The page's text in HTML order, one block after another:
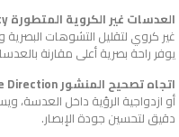
العدسات غير الكروية المتطورة Asphericity:
غير كروي لتقليل التشوهات
يوفر راحة بصرية أعلى مقارنة
اتجاه تصحيح المنشور Prism Base Direction:
أو ازدواجية الرؤية داخل العدسة،
دقيق لتحسين جودة الإبصار.